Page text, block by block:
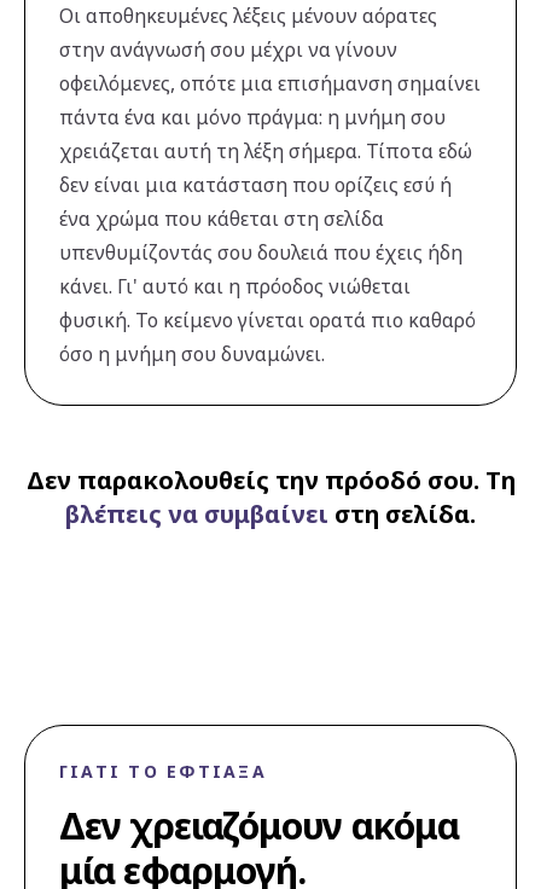
Οι αποθηκευμένες λέξεις μένουν αόρατες
στην ανάγνωσή σου μέχρι να γίνουν
οφειλόμενες, οπότε μια επισήμανση σημαίνει
πάντα ένα και μόνο πράγμα: η μνήμη σου
χρειάζεται αυτή τη λέξη σήμερα. Τίποτα εδώ
δεν είναι μια κατάσταση που ορίζεις εσύ ή
ένα χρώμα που κάθεται στη σελίδα
υπενθυμίζοντάς σου δουλειά που έχεις ήδη
κάνει. Γι' αυτό και η πρόοδος νιώθεται
φυσική. Το κείμενο γίνεται ορατά πιο καθαρό
όσο η μνήμη σου δυναμώνει.
Δεν παρακολουθείς την πρόοδό σου. Τη
βλέπεις να συμβαίνει στη σελίδα.
ΓΙΑΤΊ ΤΟ ΈΦΤΙΑΞΑ
Δεν χρειαζόμουν ακόμα
μία εφαρμογή.